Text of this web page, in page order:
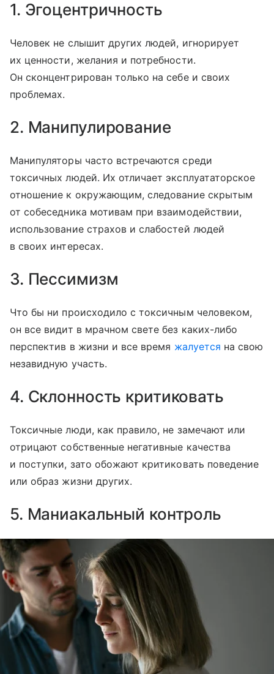
1. Эгоцентричность
Человек не слышит других людей, игнорирует
их ценности, желания и потребности.
Он сконцентрирован только на себе и своих
проблемах.
2. Манипулирование
Манипуляторы часто встречаются среди
токсичных людей. Их отличает эксплуататорское
отношение к окружающим, следование скрытым
от собеседника мотивам при взаимодействии,
использование страхов и слабостей людей
в своих интересах.
3. Пессимизм
Что бы ни происходило с токсичным человеком,
он все видит в мрачном свете без каких-либо
перспектив в жизни и все время жалуется на свою
незавидную участь.
4. Склонность критиковать
Токсичные люди, как правило, не замечают или
отрицают собственные негативные качества
и поступки, зато обожают критиковать поведение
или образ жизни других.
5. Маниакальный контроль